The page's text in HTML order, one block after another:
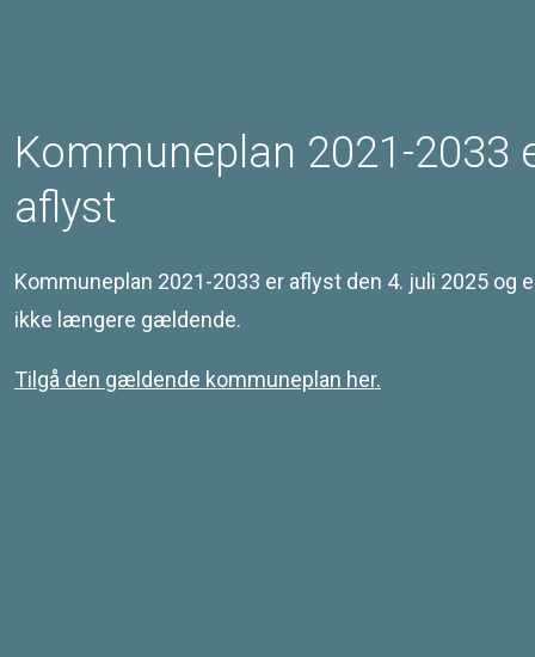
Vejforløbet er bevaret, men de gamle gadeudvidelser er
forsvundet. Tidligere var landsbyen stærkt præget af
hovedlandevejstrafikken, men i dag er der blevet mere
fredeligt efter etablering af motorvejen øst for landsbyen.
Kommuneplan 2021-2033
aflyst
Kommuneplan 2021-2033 er aflyst den 4. juli 2025 og
ikke længere gældende.
Tilgå den gældende kommuneplan her.